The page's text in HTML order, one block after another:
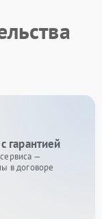
гарантией
—
в договоре